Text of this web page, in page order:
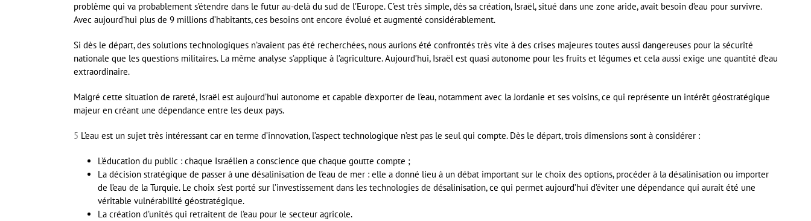
problème qui va probablement s’étendre dans le futur au-delà du sud de l’Europe. C’est très simple, dès sa création, Israël, situé dans une zone aride, avait besoin d’eau pour survivre.
Avec aujourd’hui plus de 9 millions d’habitants, ces besoins ont encore évolué et augmenté considérablement.
Si dès le départ, des solutions technologiques n’avaient pas été recherchées, nous aurions été confrontés très vite à des crises majeures toutes aussi dangereuses pour la sécurité
nationale que les questions militaires. La même analyse s’applique à l’agriculture. Aujourd’hui, Israël est quasi autonome pour les fruits et légumes et cela aussi exige une quantité d’eau
extraordinaire.
Malgré cette situation de rareté, Israël est aujourd’hui autonome et capable d’exporter de l’eau, notamment avec la Jordanie et ses voisins, ce qui représente un intérêt géostratégique
majeur en créant une dépendance entre les deux pays.
5 L’eau est un sujet très intéressant car en terme d’innovation, l’aspect technologique n’est pas le seul qui compte. Dès le départ, trois dimensions sont à considérer :
L’éducation du public : chaque Israélien a conscience que chaque goutte compte ;
La décision stratégique de passer à une désalinisation de l’eau de mer : elle a donné lieu à un débat important sur le choix des options, procéder à la désalinisation ou importer
de l’eau de la Turquie. Le choix s’est porté sur l’investissement dans les technologies de désalinisation, ce qui permet aujourd’hui d’éviter une dépendance qui aurait été une
véritable vulnérabilité géostratégique.
La création d’unités qui retraitent de l’eau pour le secteur agricole.